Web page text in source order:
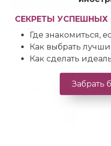
Успехов!
Подписывайтесь на
наверняка не
и нужно именно вам:
СЕКРЕТЫ
Где знакомиться,
Как выбрать
Как сделать
Забрать